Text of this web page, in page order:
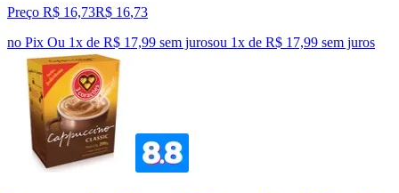
Preço R$ 16,73R$ 16,73
no Pix Ou 1x de R$ 17,99 sem jurosou 1x de R$ 17,99 sem juros